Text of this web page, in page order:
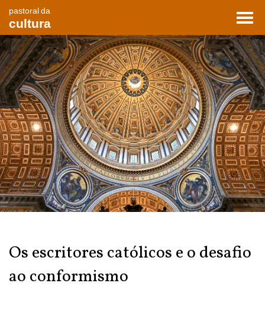
pastoral da
cultura
Os escritores católicos e o desafio
ao conformismo